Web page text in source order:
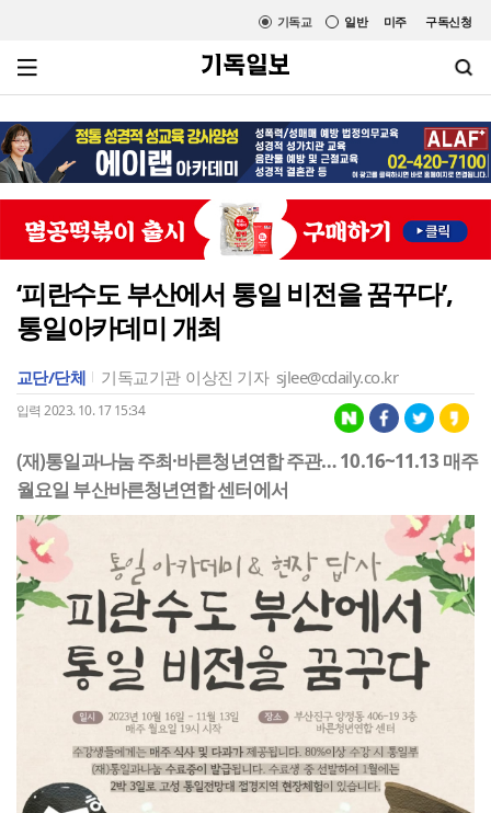
미주 구독신청
일반
기독교
‘피란수도 부산에서 통일 비전을 꿈꾸다’,
통일아카데미 개최
교단/단체 기독교기관 이상진 기자 sjlee@cdaily.co.kr
입력 2023. 10. 17 15:34
(재)통일과나눔 주최·바른청년연합 주관… 10.16~11.13 매주
월요일 부산바른청년연합 센터에서